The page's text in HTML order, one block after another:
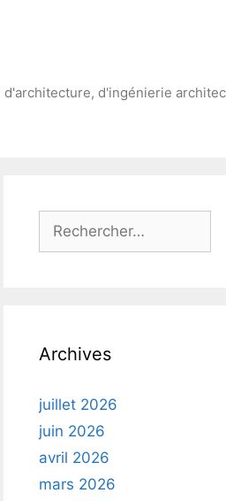
d'ingénierie
Rechercher :
Archives
juillet 2026
juin 2026
avril 2026
mars 2026